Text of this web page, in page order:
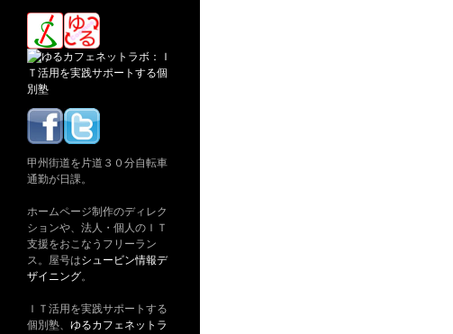
甲州街道を片道３０分自転車
通勤が日課。
ホームページ制作のディレク
ションや、法人・個人のＩＴ
支援をおこなうフリーラン
ス。屋号はシュービン情報デ
ザイニング。
ＩＴ活用を実践サポートする
個別塾、 ゆるカフェネットラ